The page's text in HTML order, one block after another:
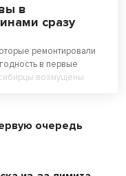
в
сразу
ремонтировали
в первые
возмущены
очередь